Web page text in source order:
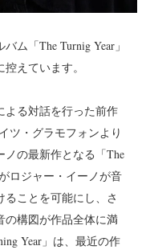
ム「The Turnig Year」
えています。
よる対話を行った前作
ツ・グラモフォンより
の最新作となる「The
ロジャー・イーノが音
ことを可能にし、さ
の構図が作品全体に満
Year」は、最近の作